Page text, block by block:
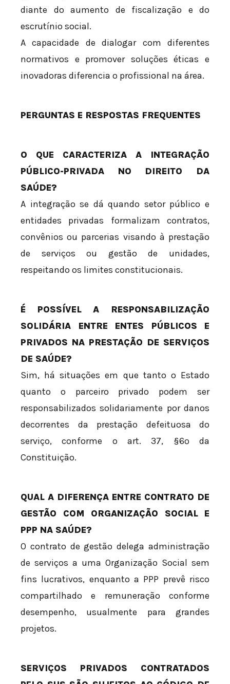
diante do aumento de fiscalização e do
escrutínio social.
A capacidade de dialogar com diferentes
normativos e promover soluções éticas e
inovadoras diferencia o profissional na área.
PERGUNTAS E RESPOSTAS FREQUENTES
O QUE CARACTERIZA A INTEGRAÇÃO
PÚBLICO-PRIVADA NO DIREITO DA
SAÚDE?
A integração se dá quando setor público e
entidades privadas formalizam contratos,
convênios ou parcerias visando à prestação
de serviços ou gestão de unidades,
respeitando os limites constitucionais.
É POSSÍVEL A RESPONSABILIZAÇÃO
SOLIDÁRIA ENTRE ENTES PÚBLICOS E
PRIVADOS NA PRESTAÇÃO DE SERVIÇOS
DE SAÚDE?
Sim, há situações em que tanto o Estado
quanto o parceiro privado podem ser
responsabilizados solidariamente por danos
decorrentes da prestação defeituosa do
serviço, conforme o art. 37, §6º da
Constituição.
QUAL A DIFERENÇA ENTRE CONTRATO DE
GESTÃO COM ORGANIZAÇÃO SOCIAL E
PPP NA SAÚDE?
O contrato de gestão delega administração
de serviços a uma Organização Social sem
fins lucrativos, enquanto a PPP prevê risco
compartilhado e remuneração conforme
desempenho, usualmente para grandes
projetos.
SERVIÇOS PRIVADOS CONTRATADOS